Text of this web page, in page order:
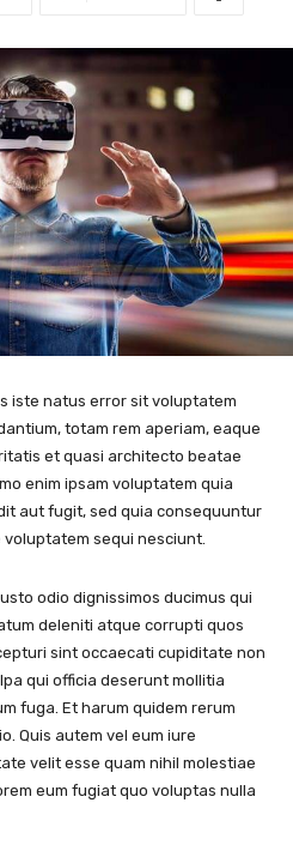
iste natus error sit voluptatem
totam rem aperiam, eaque
et quasi architecto beatae
enim ipsam voluptatem quia
aut fugit, sed quia consequuntur
sequi nesciunt.
odio dignissimos ducimus qui
deleniti atque corrupti quos
sint occaecati cupiditate non
qui officia deserunt mollitia
fuga. Et harum quidem rerum
Quis autem vel eum iure
velit esse quam nihil molestiae
eum fugiat quo voluptas nulla